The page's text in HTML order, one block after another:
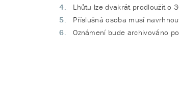
Lhůtu lze dvakrát prodloužit o
Příslušná osoba musí
Oznámení bude archivováno